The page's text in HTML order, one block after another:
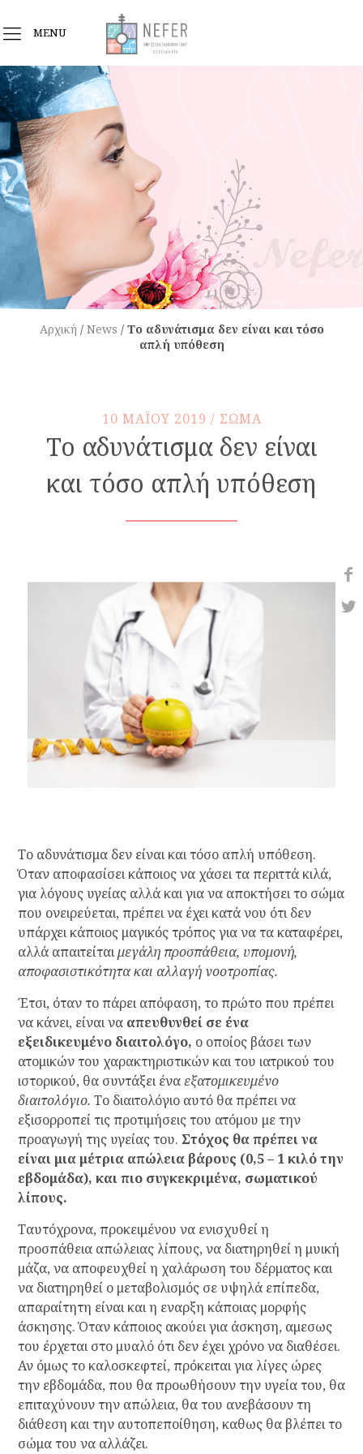
MENU
Αρχική / News / Το αδυνάτισμα δεν είναι και τόσο
απλή υπόθεση
10 MAΪOY 2019 / ΣΩΜΑ
Το αδυνάτισμα δεν είναι
και τόσο απλή υπόθεση
Το αδυνάτισμα δεν είναι και τόσο απλή υπόθεση.
Όταν αποφασίσει κάποιος να χάσει τα περιττά κιλά,
για λόγους υγείας αλλά και για να αποκτήσει το σώμα
που ονειρεύεται, πρέπει να έχει κατά νου ότι δεν
υπάρχει κάποιος μαγικός τρόπος για να τα καταφέρει,
αλλά απαιτείταιμεγάλη προσπάθεια, υπομονή,
αποφασιστικότητα και αλλαγή νοοτροπίας.
Έτσι, όταν το πάρει απόφαση, το πρώτο που πρέπει
να κάνει, είναι να απευθυνθεί σε ένα
εξειδικευμένο διαιτολόγο, ο οποίος βάσει των
ατομικών του χαρακτηριστικών και του ιατρικού του
ιστορικού, θα συντάξει έναεξατομικευμένο
διαιτολόγιο. Το διαιτολόγιο αυτό θα πρέπει να
εξισορροπεί τις προτιμήσεις του ατόμου με την
προαγωγή της υγείας του. Στόχος θα πρέπει να
είναι μια μέτρια απώλεια βάρους (0,5 – 1 κιλό την
εβδομάδα), και πιο συγκεκριμένα, σωματικού
λίπους.
Ταυτόχρονα, προκειμένου να ενισχυθεί η
προσπάθεια απώλειας λίπους, να διατηρηθεί η μυική
μάζα, να αποφευχθεί η χαλάρωση του δέρματος και
να διατηρηθεί ο μεταβολισμός σε υψηλά επίπεδα,
απαραίτητη είναι και η εναρξη κάποιας μορφής
άσκησης. Όταν κάποιος ακούει για άσκηση, αμεσως
του έρχεται στο μυαλό ότι δεν έχει χρόνο να διαθέσει.
Αν όμως το καλοσκεφτεί, πρόκειται για λίγες ώρες
την εβδομάδα, που θα προωθήσουν την υγεία του, θα
επιταχύνουν την απώλεια, θα του ανεβάσουν τη
διάθεση και την αυτοπεποίθηση, καθως θα βλέπει το
σώμα του να αλλάζει.